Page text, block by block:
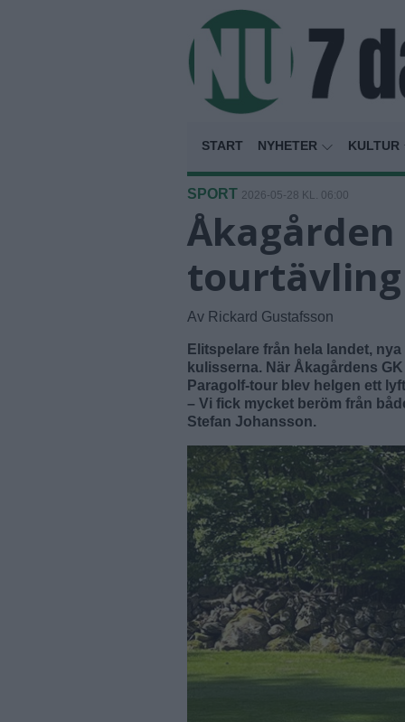
START NYHETER KULTUR
SPORT 2026-05-28 KL. 06:00
Av Rickard Gustafsson
Elitspelare från hela landet,
kulisserna. När Åkagårdens
Paragolf-tour blev helgen ett
– Vi fick mycket beröm från
Stefan Johansson.